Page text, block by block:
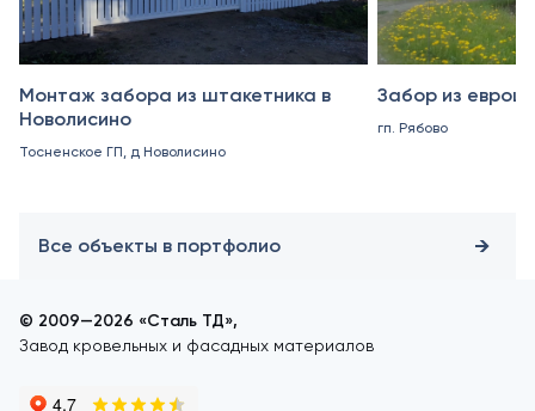
Монтаж забора из штакетника в
Новолисино
Тосненское ГП, д Новолисино
Забор из
гп. Рябово
Все объекты в портфолио
© 2009—2026 «Сталь ТД»,
Завод кровельных и фасадных материалов